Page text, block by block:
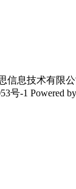
信息技术有限
号-1 Powered by